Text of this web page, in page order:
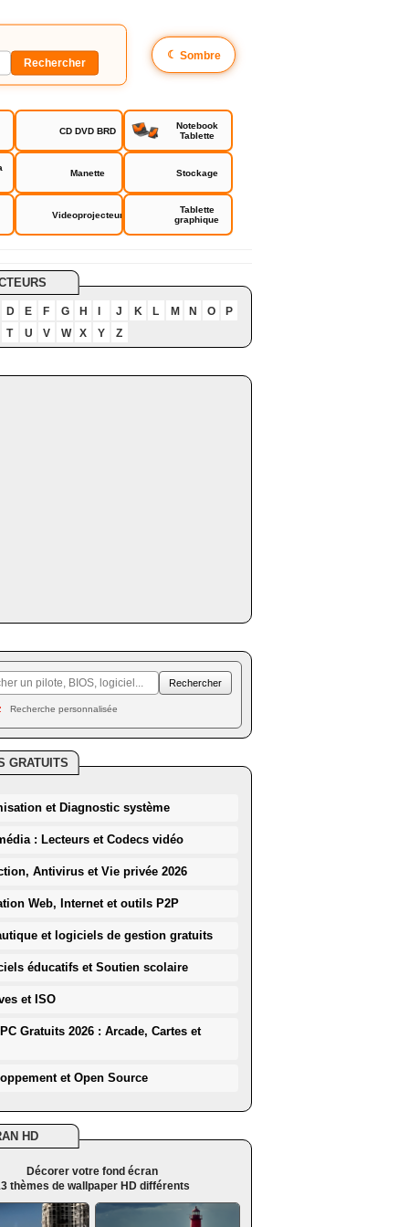
☾ Sombre
CD DVD BRD
Notebook
Tablette
Manette Stockage
Videoprojecteur
Tablette
graphique
D E F G H J K L M N O
P
T
U V W X Y Z
Recherche personnalisée
GRATUITS
et Diagnostic système
: Lecteurs et Codecs vidéo
Antivirus et Vie privée 2026
Web, Internet et outils P2P
et logiciels de gestion gratuits
éducatifs et Soutien scolaire
et ISO
Gratuits 2026 : Arcade, Cartes et
et Open Source
HD
Décorer votre fond écran
thèmes de wallpaper HD différents